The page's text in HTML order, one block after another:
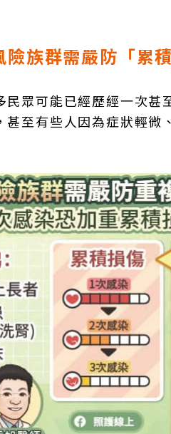
族群需嚴防「累積
眾可能已經歷經一次
甚至有些人因為症狀輕